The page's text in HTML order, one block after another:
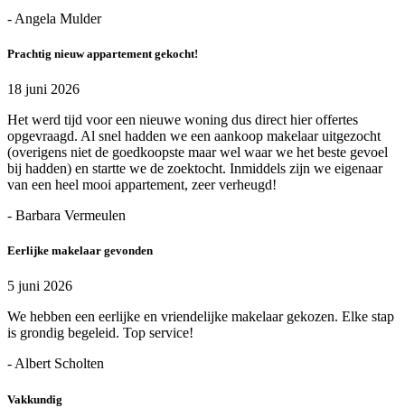
- Angela Mulder
Prachtig nieuw appartement gekocht!
18 juni 2026
Het werd tijd voor een nieuwe woning dus direct hier offertes
opgevraagd. Al snel hadden we een aankoop makelaar uitgezocht
(overigens niet de goedkoopste maar wel waar we het beste gevoel
bij hadden) en startte we de zoektocht. Inmiddels zijn we eigenaar
van een heel mooi appartement, zeer verheugd!
- Barbara Vermeulen
Eerlijke makelaar gevonden
5 juni 2026
We hebben een eerlijke en vriendelijke makelaar gekozen. Elke stap
is grondig begeleid. Top service!
- Albert Scholten
Vakkundig